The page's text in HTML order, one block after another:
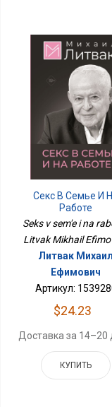
Секс В Семье И
Работе
Seks v sem'e i na
Litvak Mikhail
Литвак Михаил
Ефимович
Артикул:
$24.23
Доставка за 14–20
КУПИТЬ